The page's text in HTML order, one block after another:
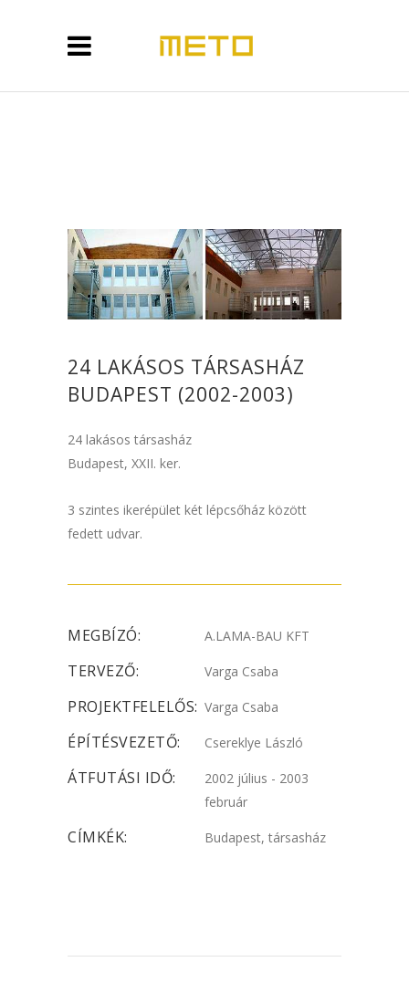
24 LAKÁSOS TÁRSASHÁZ
BUDAPEST (2002-2003)
24 lakásos társasház
Budapest, XXII. ker.
3 szintes ikerépület két lépcsőház között
fedett udvar.
MEGBÍZÓ: A.LAMA-BAU KFT
TERVEZŐ: Varga Csaba
PROJEKTFELELŐS: Varga Csaba
ÉPÍTÉSVEZETŐ: Csereklye László
ÁTFUTÁSI IDŐ:
2002 július - 2003
február
CÍMKÉK: Budapest, társasház